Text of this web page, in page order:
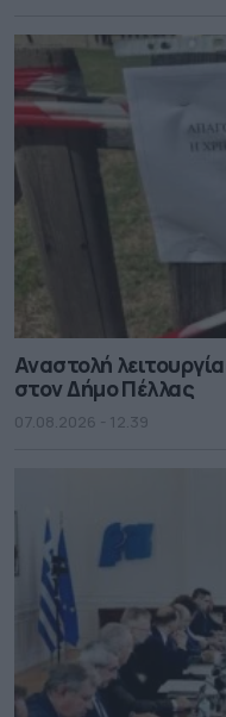
Αναστολή
στον Δήμο Πέλλας
07.08.2026 - 12.39